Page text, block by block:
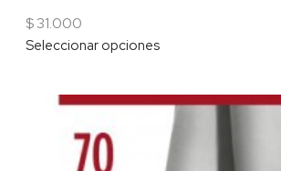
$31.000
Seleccionar opciones